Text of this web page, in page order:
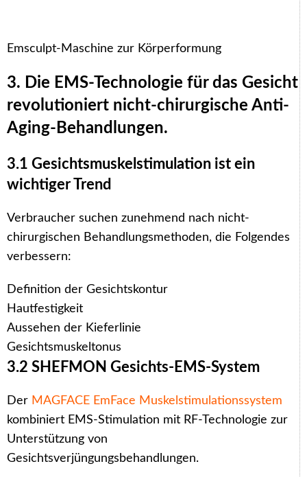
Emsculpt-Maschine zur Körperformung
3. Die EMS-Technologie für das Gesicht
revolutioniert nicht-chirurgische Anti-
Aging-Behandlungen.
3.1 Gesichtsmuskelstimulation ist ein
wichtiger Trend
Verbraucher suchen zunehmend nach nicht-
chirurgischen Behandlungsmethoden, die Folgendes
verbessern:
Definition der Gesichtskontur
Hautfestigkeit
Aussehen der Kieferlinie
Gesichtsmuskeltonus
3.2 SHEFMON Gesichts-EMS-System
Der MAGFACE EmFace Muskelstimulationssystem
kombiniert EMS-Stimulation mit RF-Technologie zur
Unterstützung von
Gesichtsverjüngungsbehandlungen.